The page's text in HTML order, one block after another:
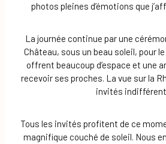
photos pleines d’émotions que
La journée continue par une
Château, sous un beau soleil, pour
offrent beaucoup d’espace et une
recevoir ses proches. La vue sur la
invités
Tous les invités profitent de ce
magnifique couché de soleil. Nous